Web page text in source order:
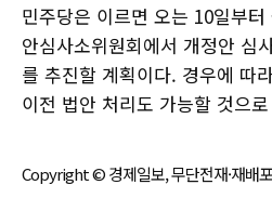
민주당은 이르면 오는 10일부
안심사소위원회에서 개정안 심
를 추진할 계획이다. 경우에 따
이전 법안 처리도 가능할 것으
Copyright © 경제일보, 무단전재·재배